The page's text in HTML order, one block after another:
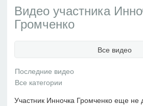
Видео участника
Громченко
Все видео
Участник Инночка Громченко еще не